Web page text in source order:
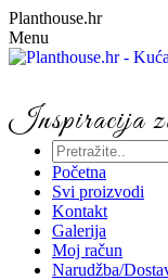
Planthouse.hr
Menu
Inspiracija
Početna
Svi proizvodi
Kontakt
Galerija
Moj račun
Narudžba/